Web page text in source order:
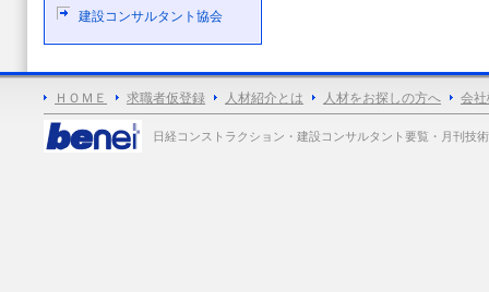
建設コンサルタント協会
ＨＯＭＥ 求職者仮登録 人材紹介とは 人材をお探しの方へ 会
日経コンストラクション・建設コンサルタント要覧・月刊